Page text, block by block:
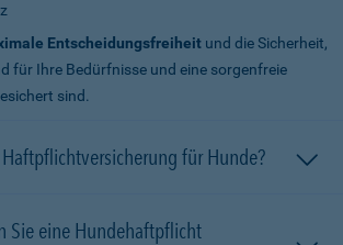
Entscheidungsfreiheit und die Sicherheit,
für Ihre Bedürfnisse und eine sorgenfreie
sind.
für Hunde?
Sie eine Hundehaftpflicht